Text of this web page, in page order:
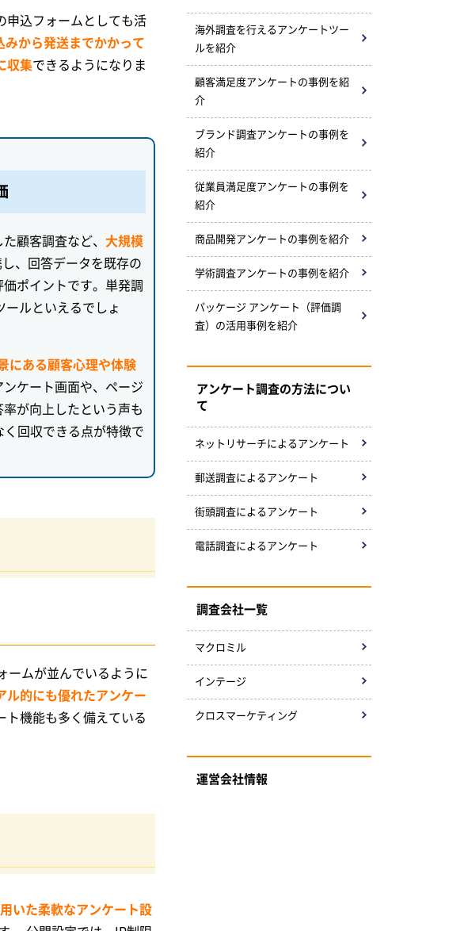
申込フォームとしても活
みから発送までかかって
収集できるようになりま
顧客調査など、 大規模
、回答データを既存の
ポイントです。単発調
ルといえるでしょ
にある顧客心理や体験
ケート画面や、ページ
が向上したという声も
回収できる点が特徴で
ームが並んでいるように
ル的にも優れたアンケー
機能も多く備えている
いた柔軟なアンケート設
海外調査を行えるアンケートツー
ルを紹介
顧客満足度アンケートの事例を紹
介
ブランド調査アンケートの事例を
紹介
従業員満足度アンケートの事例を
紹介
商品開発アンケートの事例を紹介
学術調査アンケートの事例を紹介
パッケージ アンケート（評価調
査）の活用事例を紹介
アンケート調査の方法につい
て
ネットリサーチによるアンケート
郵送調査によるアンケート
街頭調査によるアンケート
電話調査によるアンケート
調査会社一覧
マクロミル
インテージ
クロスマーケティング
運営会社情報